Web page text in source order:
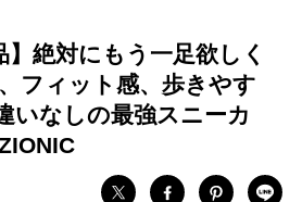
】絶対にもう一足欲しく
フィット感、歩きやす
いなしの最強スニーカ